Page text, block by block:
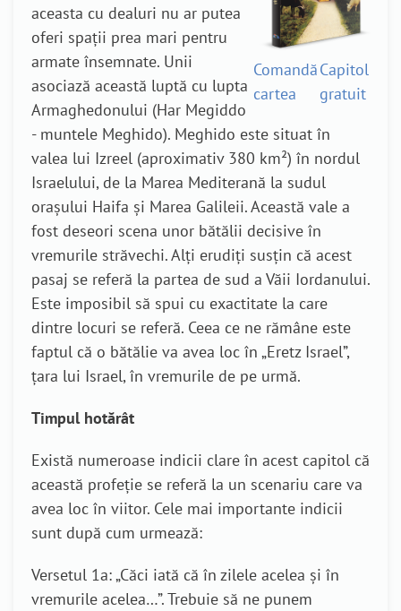
Comandă
cartea
Capitol
gratuit
aceasta cu dealuri nu ar putea
oferi spații prea mari pentru
armate însemnate. Unii
asociază această luptă cu lupta
Armaghedonului (Har Megiddo
- muntele Meghido). Meghido este situat în
valea lui Izreel (aproximativ 380 km²) în nordul
Israelului, de la Marea Mediterană la sudul
orașului Haifa și Marea Galileii. Această vale a
fost deseori scena unor bătălii decisive în
vremurile străvechi. Alți erudiți susțin că acest
pasaj se referă la partea de sud a Văii Iordanului.
Este imposibil să spui cu exactitate la care
dintre locuri se referă. Ceea ce ne rămâne este
faptul că o bătălie va avea loc în „Eretz Israel”,
țara lui Israel, în vremurile de pe urmă.
Timpul hotărât
Există numeroase indicii clare în acest capitol că
această profeție se referă la un scenariu care va
avea loc în viitor. Cele mai importante indicii
sunt după cum urmează:
Versetul 1a: „Căci iată că în zilele acelea și în
vremurile acelea…”. Trebuie să ne punem